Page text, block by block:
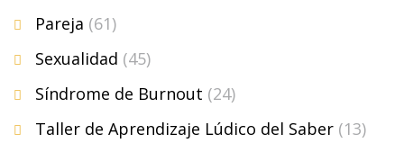
Pareja (61)
Sexualidad (45)
Síndrome de Burnout (24)
Taller de Aprendizaje Lúdico del Saber (13)